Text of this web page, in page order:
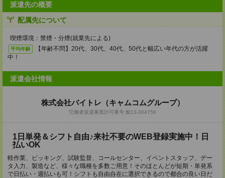
派遣先の概要
配属先について
喫煙環境：禁煙・分煙(就業先による)
平均年齢
【年齢不問】20代、30代、40代、50代と幅広い年代の方が活躍
中！
派遣会社情報
株式会社バイトレ（キャムコムグループ）
労働者派遣事業許可番号:般13-304758
1日単発＆シフト自由♪来社不要のWEB登録実施中！日
払いOK
軽作業、ピッキング、試験監督、コールセンター、イベントスタッフ、デー
タ入力、製造など、様々な職種を多数ご用意！そのほとんどが短期・単発系
で日払い・週払いも可！シフトも自由自在に選択できるので都合の良い日だ